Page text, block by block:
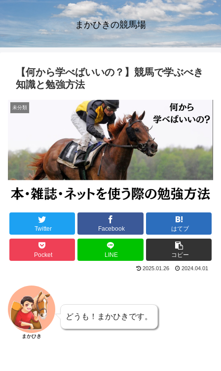
まかひきの競馬場
【何から学べばいいの？】競馬で学ぶべき
知識と勉強方法
未分類
Twitter Facebook はてブ
Pocket LINE コピー
2025.01.26 2024.04.01
まかひき
どうも！まかひきです。